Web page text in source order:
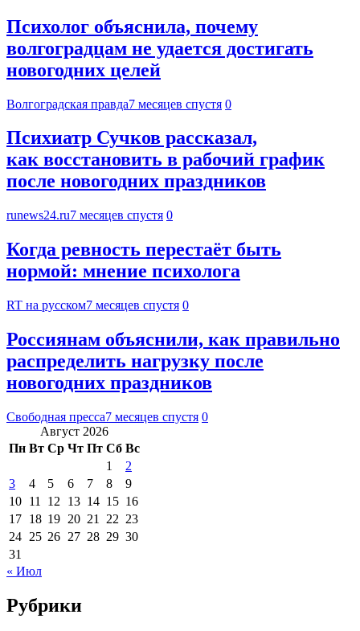
Психолог объяснила, почему
волгоградцам не удается достигать
новогодних целей
Волгоградская правда7 месяцев спустя 0
Психиатр Сучков рассказал,
как восстановить в рабочий график
после новогодних праздников
runews24.ru7 месяцев спустя 0
Когда ревность перестаёт быть
нормой: мнение психолога
RT на русском7 месяцев спустя 0
Россиянам объяснили, как правильно
распределить нагрузку после
новогодних праздников
Свободная пресса7 месяцев спустя 0
Август 2026
Пн Вт Ср Чт Пт Сб Вс
1
2
3
4 5 6 7 8
9
10 11 12 13 14 15 16
17 18 19 20 21 22 23
24 25 26 27 28 29 30
31
« Июл
Рубрики